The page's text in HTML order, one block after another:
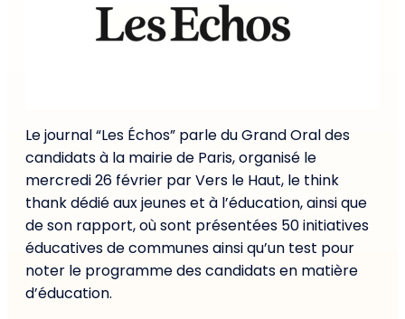
Le journal “Les Échos” parle du Grand Oral des
candidats à la mairie de Paris, organisé le
mercredi 26 février par Vers le Haut, le think
thank dédié aux jeunes et à l’éducation, ainsi que
de son rapport, où sont présentées 50 initiatives
éducatives de communes ainsi qu’un test pour
noter le programme des candidats en matière
d’éducation.